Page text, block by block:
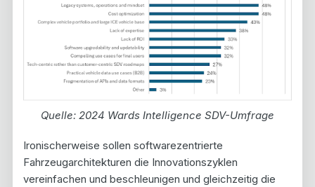
Quelle: 2024 Wards Intelligence SDV-Umfrage
Ironischerweise sollen softwarezentrierte
Fahrzeugarchitekturen die Innovationszyklen
vereinfachen und beschleunigen und gleichzeitig die